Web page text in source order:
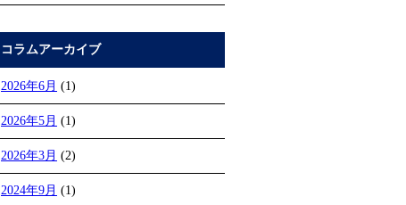
コラムアーカイブ
2026年6月 (1)
2026年5月 (1)
2026年3月 (2)
2024年9月 (1)